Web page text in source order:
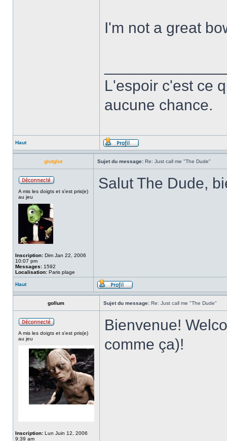
I'm not a great
L'espoir c'est ce
aucune chance.
Haut
glutglut Sujet du message: Re: Just call me "The Dude"
A mis les doigts et s'est pris(e)
au jeu
Inscription: Dim Jan 22, 2006
10:07 pm
Messages: 1592
Localisation: Paris plage
Salut The Dude,
Haut
gollum Sujet du message: Re: Just call me "The Dude"
A mis les doigts et s'est pris(e)
au jeu
Inscription: Lun Juin 12, 2006
9:39 am
Bienvenue!
comme ça)!